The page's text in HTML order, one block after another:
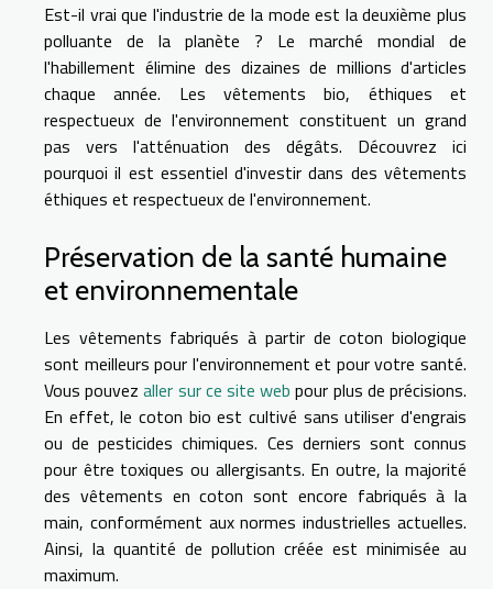
Est-il vrai que l'industrie de la mode est la deuxième plus
polluante de la planète ? Le marché mondial de
l'habillement élimine des dizaines de millions d'articles
chaque année. Les vêtements bio, éthiques et
respectueux de l'environnement constituent un grand
pas vers l'atténuation des dégâts. Découvrez ici
pourquoi il est essentiel d'investir dans des vêtements
éthiques et respectueux de l'environnement.
Préservation de la santé humaine
et environnementale
Les vêtements fabriqués à partir de coton biologique
sont meilleurs pour l'environnement et pour votre santé.
Vous pouvezaller sur ce site web pour plus de précisions.
En effet, le coton bio est cultivé sans utiliser d'engrais
ou de pesticides chimiques. Ces derniers sont connus
pour être toxiques ou allergisants. En outre, la majorité
des vêtements en coton sont encore fabriqués à la
main, conformément aux normes industrielles actuelles.
Ainsi, la quantité de pollution créée est minimisée au
maximum.